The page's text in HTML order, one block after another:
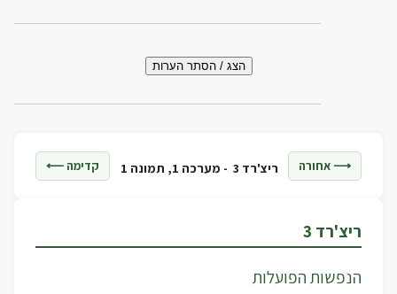
הצג / הסתר הערות
⟶ אחורה ריצ'רד 3 - מערכה 1, תמונה 1 קדימה ⟵
ריצ'רד 3
הנפשות הפועלות